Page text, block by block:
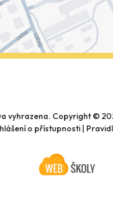
vyhrazena. Copyright ©
o přístupnosti |